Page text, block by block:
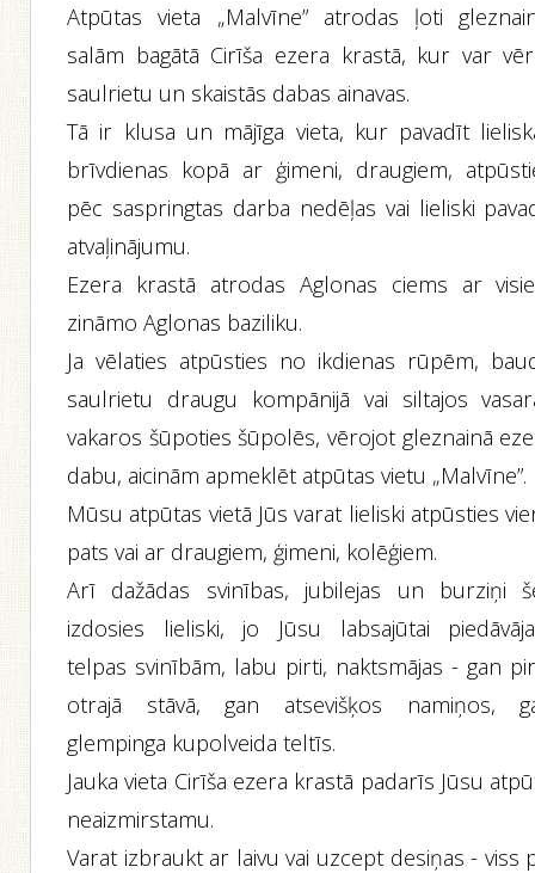
Atpūtas vieta „Malvīne” atrodas ļoti
salām bagātā Cirīša ezera krastā, kur var
saulrietu un skaistās dabas ainavas.
Tā ir klusa un mājīga vieta, kur pavadīt
brīvdienas kopā ar ģimeni, draugiem,
pēc saspringtas darba nedēļas vai lieliski
atvaļinājumu.
Ezera krastā atrodas Aglonas ciems ar
zināmo Aglonas baziliku.
Ja vēlaties atpūsties no ikdienas rūpēm,
saulrietu draugu kompānijā vai siltajos
vakaros šūpoties šūpolēs, vērojot gleznainā
dabu, aicinām apmeklēt atpūtas vietu „Malvīne”.
Mūsu atpūtas vietā Jūs varat lieliski atpūsties
pats vai ar draugiem, ģimeni, kolēģiem.
Arī dažādas svinības, jubilejas un burziņi
izdosies lieliski, jo Jūsu labsajūtai
telpas svinībām, labu pirti, naktsmājas - gan
otrajā stāvā, gan atsevišķos namiņos,
glempinga kupolveida teltīs.
Jauka vieta Cirīša ezera krastā padarīs Jūsu
neaizmirstamu.
Varat izbraukt ar laivu vai uzcept desiņas - viss